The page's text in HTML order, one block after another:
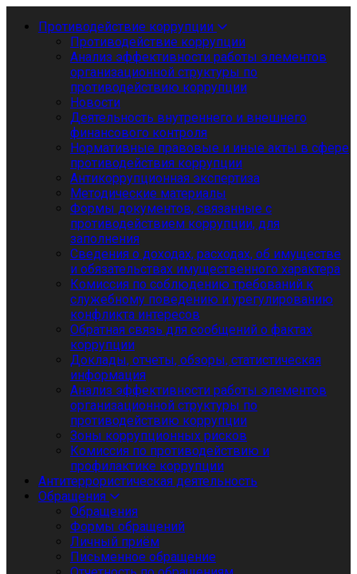
Противодействие коррупции
Противодействие коррупции
Анализ эффективности работы элементов
организационной структуры по
противодействию коррупции
Новости
Деятельность внутреннего и внешнего
финансового контроля
Нормативные правовые и иные акты в сфере
противодействия коррупции
Антикоррупционная экспертиза
Методические материалы
Формы документов, связанные с
противодействием коррупции, для
заполнения
Сведения о доходах, расходах, об имуществе
и обязательствах имущественного характера
Комиссия по соблюдению требований к
служебному поведению и урегулированию
конфликта интересов
Обратная связь для сообщений о фактах
коррупции
Доклады, отчеты, обзоры, статистическая
информация
Анализ эффективности работы элементов
организационной структуры по
противодействию коррупции
Зоны коррупционных рисков
Комиссия по противодействию и
профилактике коррупции
Антитеррористическая деятельность
Обращения
Обращения
Формы обращений
Личный приём
Письменное обращение